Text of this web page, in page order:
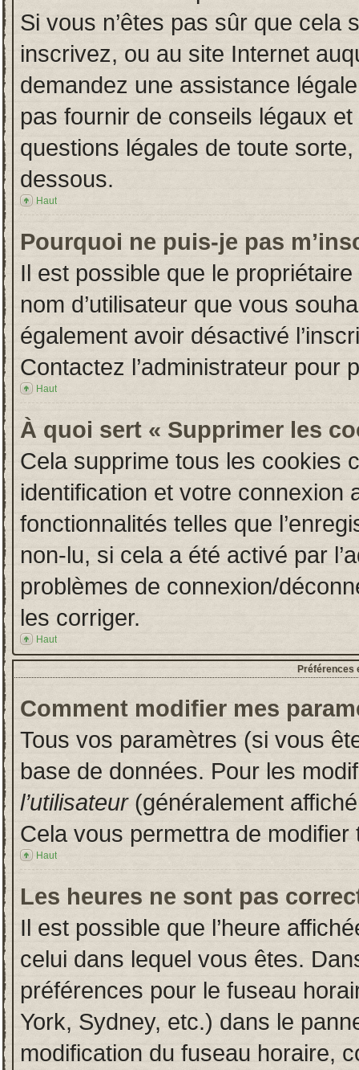
Si vous n’êtes pas sûr que cela
inscrivez, ou au site Internet
demandez une assistance
pas fournir de conseils légaux
questions légales de toute
dessous.
Haut
Pourquoi ne puis-je pas
Il est possible que le
nom d’utilisateur que vous
également avoir désactivé
Contactez l’administrateur pour
Haut
À quoi sert « Supprimer les
Cela supprime tous les cookies
identification et votre connexion
fonctionnalités telles que
non-lu, si cela a été activé par
problèmes de connexion/
les corriger.
Haut
Préférences
Comment modifier mes
Tous vos paramètres (si vous
base de données. Pour les
l’utilisateur(généralement
Cela vous permettra de
Haut
Les heures ne sont pas
Il est possible que l’heure
celui dans lequel vous êtes.
préférences pour le fuseau
York, Sydney, etc.) dans le
modification du fuseau horaire,